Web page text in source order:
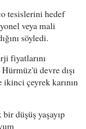
tesislerini hedef
veya mali
söyledi.
fiyatlarını
devre dışı
ikinci çeyrek karının
düşüş yaşayıp